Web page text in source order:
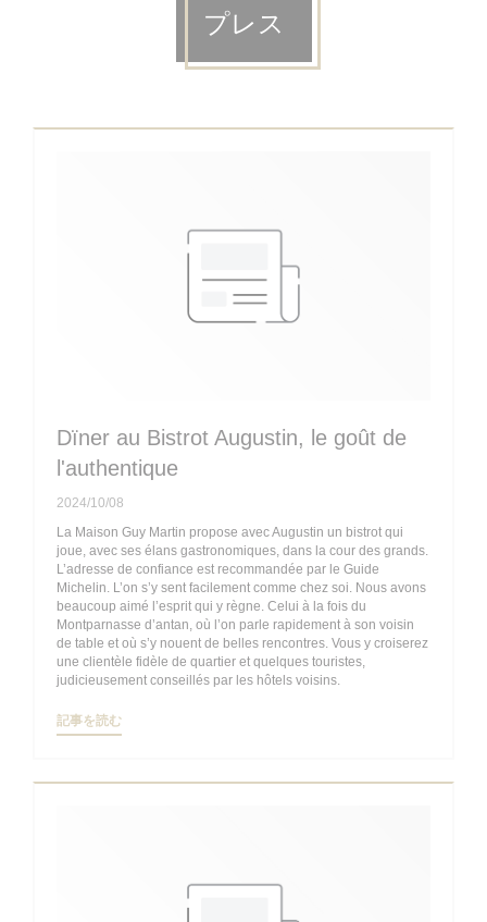
プレス
Dïner au Bistrot Augustin, le goût de
l'authentique
2024/10/08
La Maison Guy Martin propose avec Augustin un bistrot qui
joue, avec ses élans gastronomiques, dans la cour des grands.
L’adresse de confiance est recommandée par le Guide
Michelin. L’on s’y sent facilement comme chez soi. Nous avons
beaucoup aimé l’esprit qui y règne. Celui à la fois du
Montparnasse d’antan, où l’on parle rapidement à son voisin
de table et où s’y nouent de belles rencontres. Vous y croiserez
une clientèle fidèle de quartier et quelques touristes,
judicieusement conseillés par les hôtels voisins.
記事を読む((新しいウィンドウで開きます))